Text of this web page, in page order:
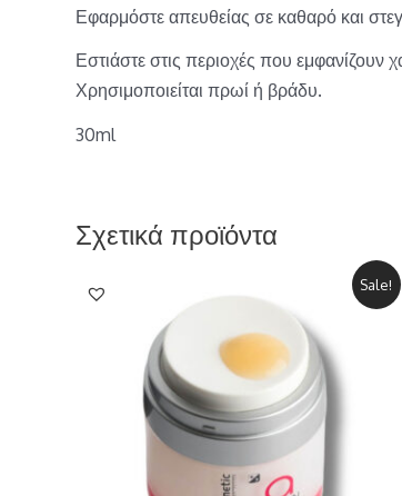
Εφαρμόστε απευθείας σε καθαρό και
Εστιάστε στις περιοχές που
Χρησιμοποιείται πρωί ή βράδυ.
30ml
Σχετικά προϊόντα
Sale!